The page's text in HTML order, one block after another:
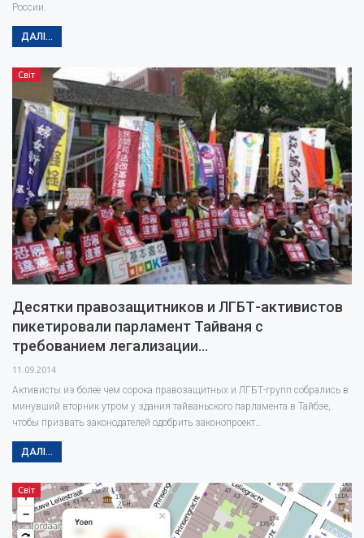
России.
ДАЛІ...
Світ
Десятки правозащитников и ЛГБТ-активистов
пикетировали парламент Тайваня с
требованием легализации…
11.09.2014
Активисты из более чем сорока правозащитных и ЛГБТ-групп собрались в
минувший вторник утром у здания тайваньского парламента в Тайбэе,
чтобы призвать законодателей одобрить законопроект…
ДАЛІ...
Світ